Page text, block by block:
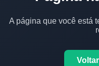
A página que você está